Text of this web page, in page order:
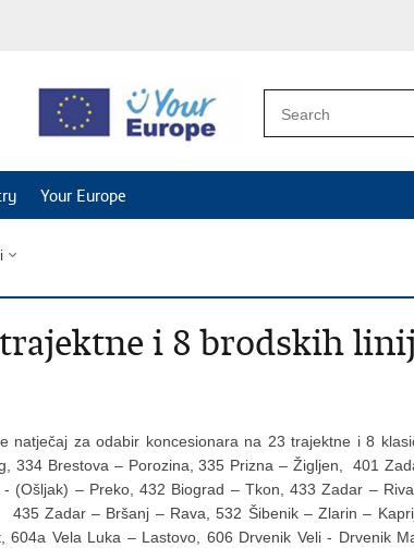
Your Europe
i 8 brodskih
natječaj za odabir koncesionara na 23 trajektne i 8
334 Brestova – Porozina, 335 Prizna – Žigljen, 401
(Ošljak) – Preko, 432 Biograd – Tkon, 433 Zadar –
Zadar – Bršanj – Rava, 532 Šibenik – Zlarin –
Vela Luka – Lastovo, 606 Drvenik Veli - Drvenik